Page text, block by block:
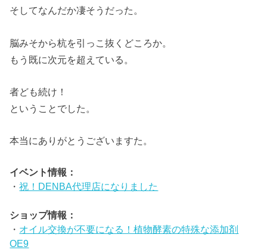
そしてなんだか凄そうだった。
脳みそから杭を引っこ抜くどころか。
もう既に次元を超えている。
者ども続け！
ということでした。
本当にありがとうございますた。
イベント情報：
・祝！DENBA代理店になりました
ショップ情報：
・ オイル交換が不要になる！植物酵素の特殊な添加剤
OE9